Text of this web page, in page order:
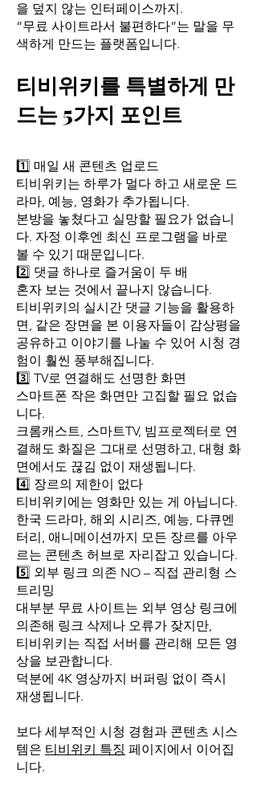
을 덮지 않는 인터페이스까지.
“무료 사이트라서 불편하다”는 말을 무
색하게 만드는 플랫폼입니다.
티비위키를 특별하게 만
드는 5가지 포인트
1️⃣ 매일 새 콘텐츠 업로드
티비위키는 하루가 멀다 하고 새로운 드
라마, 예능, 영화가 추가됩니다.
본방을 놓쳤다고 실망할 필요가 없습니
다. 자정 이후엔 최신 프로그램을 바로
볼 수 있기 때문입니다.
2️⃣ 댓글 하나로 즐거움이 두 배
혼자 보는 것에서 끝나지 않습니다.
티비위키의 실시간 댓글 기능을 활용하
면, 같은 장면을 본 이용자들이 감상평을
공유하고 이야기를 나눌 수 있어 시청 경
험이 훨씬 풍부해집니다.
3️⃣ TV로 연결해도 선명한 화면
스마트폰 작은 화면만 고집할 필요 없습
니다.
크롬캐스트, 스마트TV, 빔프로젝터로 연
결해도 화질은 그대로 선명하고, 대형 화
면에서도 끊김 없이 재생됩니다.
4️⃣ 장르의 제한이 없다
티비위키에는 영화만 있는 게 아닙니다.
한국 드라마, 해외 시리즈, 예능, 다큐멘
터리, 애니메이션까지 모든 장르를 아우
르는 콘텐츠 허브로 자리잡고 있습니다.
5️⃣ 외부 링크 의존 NO – 직접 관리형 스
트리밍
대부분 무료 사이트는 외부 영상 링크에
의존해 링크 삭제나 오류가 잦지만,
티비위키는 직접 서버를 관리해 모든 영
상을 보관합니다.
덕분에 4K 영상까지 버퍼링 없이 즉시
재생됩니다.
보다 세부적인 시청 경험과 콘텐츠 시스
템은 티비위키 특징 페이지에서 이어집
니다.